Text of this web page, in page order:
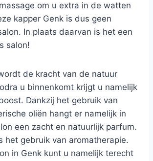
om u extra in de watten
kapper Genk is dus geen
In plaats daarvan is het een
salon!
de kracht van de natuur
u binnenkomt krijgt u namelijk
Dankzij het gebruik van
oliën hangt er namelijk in
een zacht en natuurlijk parfum.
het gebruik van aromatherapie.
in Genk kunt u namelijk terecht